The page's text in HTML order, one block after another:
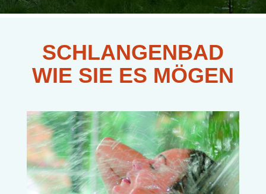
SCHLAN­GEN­BAD
WIE SIE ES MÖGEN